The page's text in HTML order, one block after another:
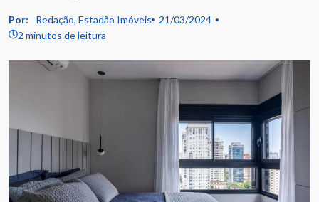
Por: Redação, Estadão Imóveis
21/03/2024
2 minutos de leitura